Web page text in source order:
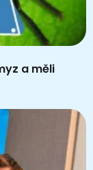
a měli